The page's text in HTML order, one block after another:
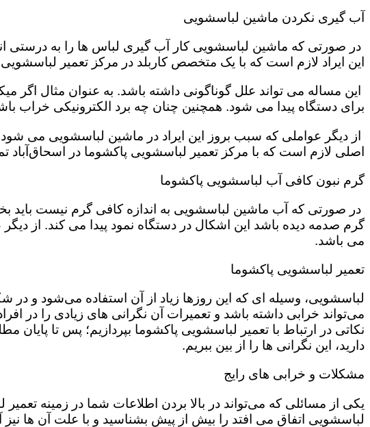
آب گیری نکردن ماشین لباسشویی
در صورتی که ماشین لباسشویی کار آب گیری لباس ها را به درستی
این ایراد لازم است که با یک متخصص کاربلد در مرکز تعمیر
این مساله می تواند علل گوناگونی داشته باشد. به عنوان مثال
برای دستگاه پیدا می شود. همچنین چنان چه برد الکترونیکی خراب
از دیگر عواملی که سبب بروز این ایراد در ماشین لباسشویی می
اصلی لازم است که با مرکز تعمیر لباسشویی پاکشوما در اسحاق‌آباد
گرم نبون کافی آب لباسشویی پاکشوما
در صورتی که آب ماشین لباسشویی به اندازه کافی گرم نیست باید
گرم صدمه دیده باشد این اشکال در دستگاه نمود پیدا می کند. از
می باشد.
تعمیر لباسشویی پاکشوما
لباسشویی، وسیله ای که این روزها زیاد از آن استفاده می‌شود و در
می‌تواند خرابی داشته باشد و تعمیرات آن نگرانی های زیادی را در
نکاتی در ارتباط با تعمیر لباسشویی پاکشوما بپردازیم؛ پس تا پایان
دارید، این نگرانی ها را از بین ببریم.
مشکلات و خرابی های رایج
یکی از مسائلی که می‌تواند در بالا بردن اطلاعات شما در زمینه
لباسشویی اتفاق می افتد را بیش از پیش بشناسید و با علت آن ها